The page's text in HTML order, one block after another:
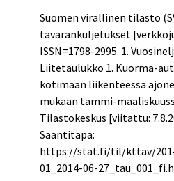
Suomen virallinen tilasto
tavarankuljetukset
ISSN=1798-2995. 1.
Liitetaulukko 1. Kuorma-
kotimaan liikenteessä
mukaan tammi-
Tilastokeskus [viitattu:
Saantitapa:
https://stat.fi/til/kttav/
01_2014-06-